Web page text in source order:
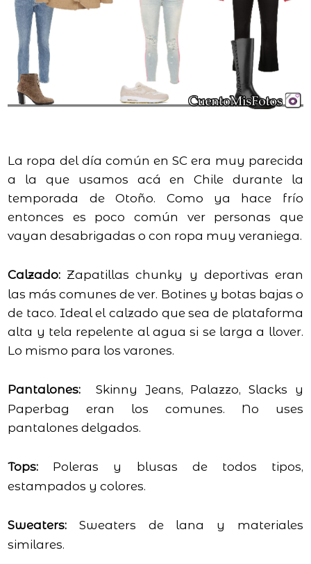
La ropa del día común en SC era muy parecida
a la que usamos acá en Chile durante la
temporada de Otoño. Como ya hace frío
entonces es poco común ver personas que
vayan desabrigadas o con ropa muy veraniega.
Calzado: Zapatillas chunky y deportivas eran
las más comunes de ver. Botines y botas bajas o
de taco. Ideal el calzado que sea de plataforma
alta y tela repelente al agua si se larga a llover.
Lo mismo para los varones.
Pantalones: Skinny Jeans, Palazzo, Slacks y
Paperbag eran los comunes. No uses
pantalones delgados.
Tops: Poleras y blusas de todos tipos,
estampados y colores.
Sweaters: Sweaters de lana y materiales
similares.